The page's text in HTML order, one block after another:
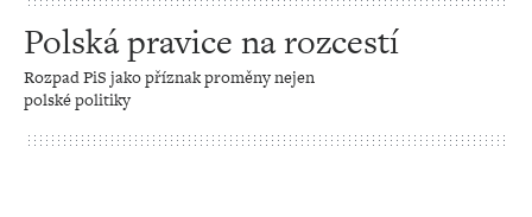
Polská pravice na rozcestí
Rozpad PiS jako příznak proměny nejen
polské politiky